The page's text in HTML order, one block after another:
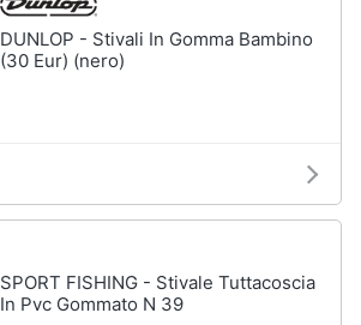
DUNLOP - Stivali In Gomma Bambino
(30 Eur) (nero)
SPORT FISHING - Stivale Tuttacoscia
In Pvc Gommato N 39